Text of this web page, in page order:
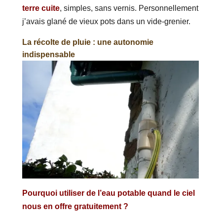
terre cuite, simples, sans vernis. Personnellement
j’avais glané de vieux pots dans un vide-grenier.
La récolte de pluie : une autonomie
indispensable
Pourquoi utiliser de l’eau potable quand le ciel
nous en offre gratuitement ?